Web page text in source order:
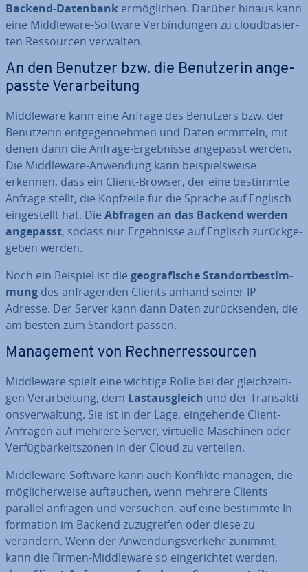
Backend-Datenbank er­mög­li­chen. Darüber hinaus kann
eine Midd­le­wa­re-Software Ver­bin­dun­gen zu cloud­ba­sier­
ten Res­sour­cen verwalten.
An den Benutzer bzw. die Be­nut­ze­rin an­ge­
pass­te Ver­ar­bei­tung
Midd­le­wa­re kann eine Anfrage des Benutzers bzw. der
Be­nut­ze­rin ent­ge­gen­neh­men und Daten ermitteln, mit
denen dann die Anfrage-Er­geb­nis­se angepasst werden.
Die Midd­le­wa­re-Anwendung kann bei­spiels­wei­se
erkennen, dass ein Client-Browser, der eine bestimmte
Anfrage stellt, die Kopfzeile für die Sprache auf Englisch
ein­ge­stellt hat. Die Abfragen an das Backend werden
angepasst, sodass nur Er­geb­nis­se auf Englisch zu­rück­ge­
ge­ben werden.
Noch ein Beispiel ist die geo­gra­fi­sche Stand­ort­be­stim­
mung des an­fra­gen­den Clients anhand seiner IP-
Adresse. Der Server kann dann Daten zu­rück­sen­den, die
am besten zum Standort passen.
Ma­nage­ment von Rech­ner­res­sour­cen
Midd­le­wa­re spielt eine wichtige Rolle bei der gleich­zei­ti­
gen Ver­ar­bei­tung, dem Last­aus­gleich und der Trans­ak­ti­
ons­ver­wal­tung. Sie ist in der Lage, ein­ge­hen­de Client-
Anfragen auf mehrere Server, virtuelle Maschinen oder
Ver­füg­bar­keits­zo­nen in der Cloud zu verteilen.
Midd­le­wa­re-Software kann auch Konflikte managen, die
mög­li­cher­wei­se auf­tau­chen, wenn mehrere Clients
parallel anfragen und versuchen, auf eine bestimmte In­
for­ma­ti­on im Backend zu­zu­grei­fen oder diese zu
verändern. Wenn der An­wen­dungs­ver­kehr zunimmt,
kann die Firmen-Midd­le­wa­re so ein­ge­rich­tet werden,